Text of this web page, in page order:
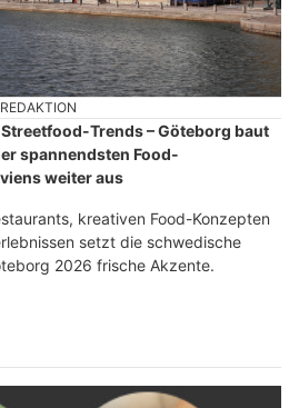
Trends – Göteborg baut
spannendsten Food-
weiter aus
kreativen Food-Konzepten
setzt die schwedische
2026 frische Akzente.